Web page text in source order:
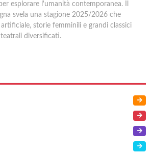
esplorare l'umanità contemporanea. Il
svela una stagione 2025/2026 che
storie femminili e grandi classici
diversificati.